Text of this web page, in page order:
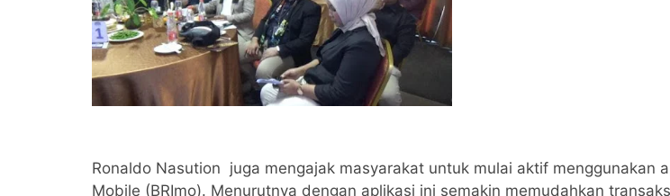
Ronaldo Nasution juga mengajak masyarakat untuk mulai aktif menggunakan
Mobile (BRImo). Menurutnya dengan aplikasi ini semakin memudahkan